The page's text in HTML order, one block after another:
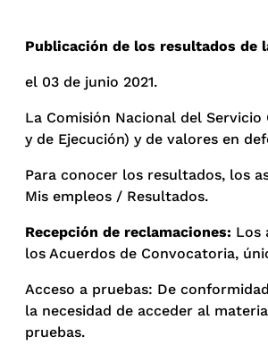
Publicación de los resultados de
el 03 de junio 2021.
La Comisión Nacional del
y de Ejecución) y de valores en
Para conocer los resultados, los
Mis empleos / Resultados.
Recepción de reclamaciones: Los
los Acuerdos de Convocatoria,
Acceso a pruebas: De
la necesidad de acceder al
pruebas.